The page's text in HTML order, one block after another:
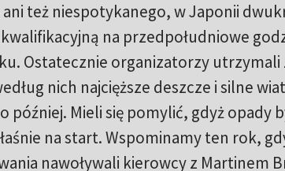
też niespotykanego, w Japonii
na przedpołudniowe
Ostatecznie organizatorzy
nich najcięższe deszcze i silne
Mieli się pomylić, gdyż opady
na start. Wspominamy ten rok,
nawoływali kierowcy z Martinem